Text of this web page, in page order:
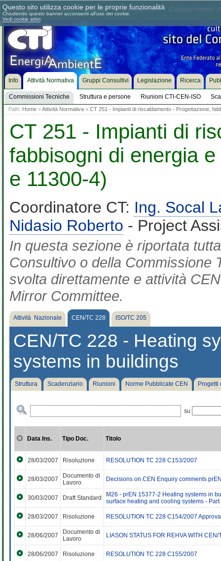
Chi siamo Dove siamo Contattaci Come associarsi
Info Attività Normativa
Commissioni Tecniche Struttura e persone Riunioni CTI-CEN-ISO
Gruppi Consultivi Legislazione Ricerca
Path: Home »Attività Normativa » CT 251 - Impianti di riscaldamento - Progettazione,
CT 251 - Impianti di
fabbisogni di energia
e 11300-4)
Coordinatore CT: Ing. Socal
Nidasio Roberto - Project
In questa sezione è riportata
Consultivo o della Commissione
svolta direttamente e attività
Mirror Committee.
Attività Nazionale CEN/TC 228 ISO/TC 205
CEN/TC 228 - Heating
systems in buildings
Struttura Scadenziario Riunioni Norme Pubblicate CEN Progetti
su
Data Ins. Tipo Doc. Titolo
28/03/2007 Risoluzione RESOLUTION TC 228 C153/2007
28/03/2007
Documento di
Lavoro
Decisions on CEN Enquiry comments
30/03/2007 Draft Standard
M26 - prEN 15377-2 Heating systems in
surface heating and cooling systems -
28/03/2007 Risoluzione RESOLUTION TC 228 C154/2007
28/06/2007
Documento di
Lavoro
LIASON STATUS FOR REHVA WITH CEN/
28/06/2007 Risoluzione RESOLUTION TC 228 C155/2007
Questo sito utilizza cookie per le proprie funzionalità
Chiudendo questo banner acconsenti all'uso dei cookie.
Vedi cookie attivi